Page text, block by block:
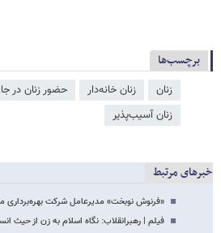
برچسب‌ها
زنان زنان خانه‌دار حضور زنان در
زنان آسیب‌پذیر
خبرهای مرتبط
«فرنوش نوبخت» مدیرعامل شرکت بهره‌برداری
فیلم | رهبرانقلاب: نگاه اسلام به زن از حیث